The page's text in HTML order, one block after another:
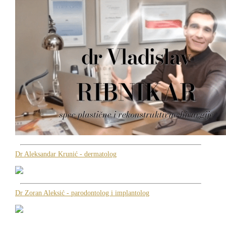
Dr Aleksandar Krunić - dermatolog
Dr Zoran Aleksić - parodontolog i implantolog